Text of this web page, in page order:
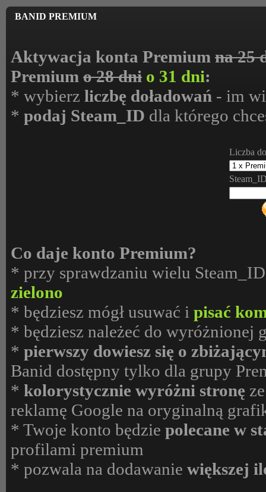
BANID PREMIUM
Aktywacja konta Premium na 25
Premium o 28 dni o 31 dni:
* wybierz liczbę doładowań - im
* podaj Steam_ID dla którego
Liczba
Co daje konto Premium?
* przy sprawdzaniu wielu
zielono
* będziesz mógł usuwać i pisać
* będziesz należeć do wyróżnionej
* pierwszy dowiesz się o
Banid dostępny tylko dla grupy
* kolorystycznie wyróżni stronę
reklamę Google na oryginalną
* Twoje konto będzie polecane w
profilami premium
* pozwala na dodawanie większej